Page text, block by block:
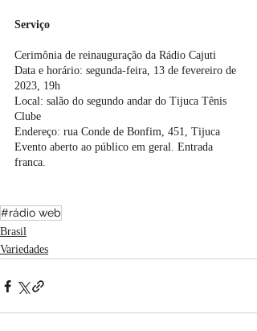
Serviço
Cerimônia de reinauguração da Rádio Cajuti
Data e horário: segunda-feira, 13 de fevereiro de
2023, 19h
Local: salão do segundo andar do Tijuca Tênis
Clube
Endereço: rua Conde de Bonfim, 451, Tijuca
Evento aberto ao público em geral. Entrada
franca.
#rádio web
Brasil
Variedades